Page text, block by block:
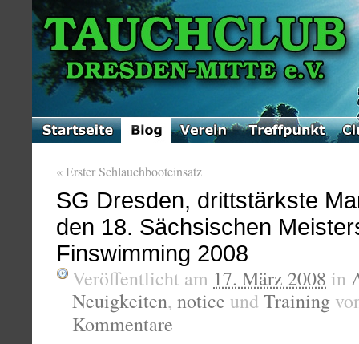
«Erster Schlauchbooteinsatz
SG Dresden, drittstärkste
den 18. Sächsischen
Finswimming 2008
Veröffentlicht am 17. März 2008 in
Neuigkeiten, notice und Training
Kommentare